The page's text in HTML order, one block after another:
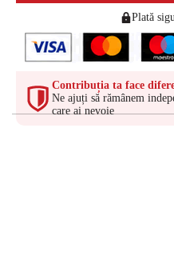
Plată
Contribuția ta face
Ne ajuți să rămânem
care ai nevoie